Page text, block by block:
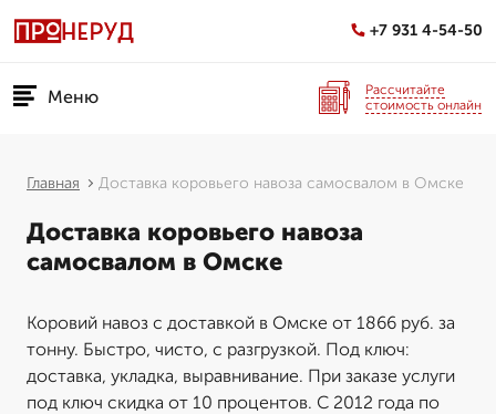
+7 931 4-54-50
Меню
Рассчитайте
стоимость онлайн
Главная Доставка коровьего навоза самосвалом в Омске
Доставка коровьего навоза
самосвалом в Омске
Коровий навоз с доставкой в Омске от 1866 руб. за
тонну. Быстро, чисто, с разгрузкой. Под ключ:
доставка, укладка, выравнивание. При заказе услуги
под ключ скидка от 10 процентов. С 2012 года по